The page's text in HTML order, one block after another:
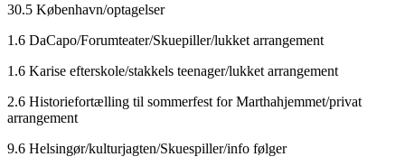
30.5 København/optagelser
1.6 DaCapo/Forumteater/Skuepiller/lukket arrangement
1.6 Karise efterskole/stakkels teenager/lukket arrangement
2.6 Historiefortælling til sommerfest for Marthahjemmet/privat
arrangement
9.6 Helsingør/kulturjagten/Skuespiller/info følger